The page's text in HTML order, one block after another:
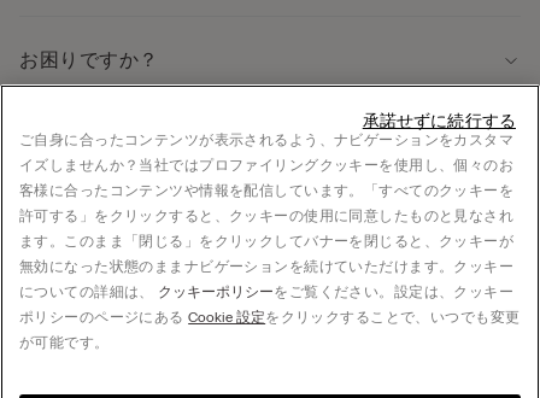
お困りですか？
法律に関する情報
採用情報
法的情報
お支払い
© CALZEDONIA Japan K.K., 5F S-FRONT Yoyogi, 5-21-12 Sendagaya, Shibuya-ku, 151-
ご自身に合ったコンテンツが表示されるよう、ナビゲーションをカスタマ
イズしませんか？当社ではプロファイリングクッキーを使用し、個々のお
客様に合ったコンテンツや情報を配信しています。「すべてのクッキーを
許可する」をクリックすると、クッキーの使用に同意したものと見なされ
ます。このまま「閉じる」をクリックしてバナーを閉じると、クッキーが
無効になった状態のままナビゲーションを続けていただけます。クッキー
についての詳細は、 クッキーポリシーをご覧ください。設定は、クッキー
ポリシーのページにあるCookie 設定をクリックすることで、いつでも変更
が可能です。
承諾せずに続行する